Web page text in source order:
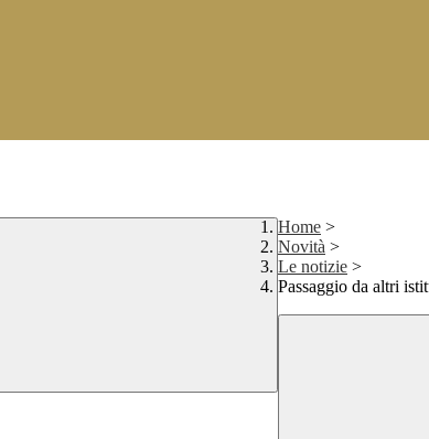
Home >
Novità >
Le notizie >
Passaggio da altri